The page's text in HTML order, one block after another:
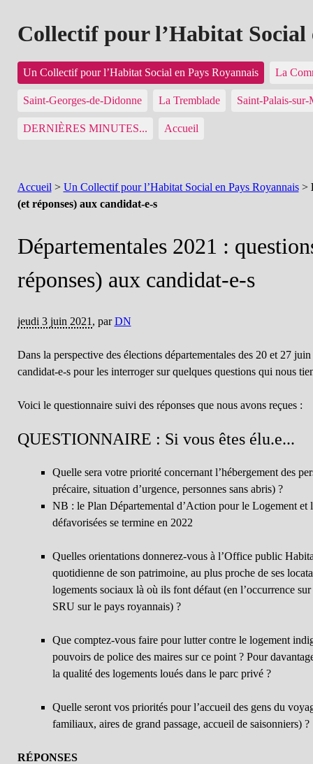
Collectif pour l’Habitat Social
Un Collectif pour l’Habitat Social en Pays Royannais La
Saint-Georges-de-Didonne La Tremblade Saint-Palais-sur-
DERNIÈRES MINUTES... Accueil
Accueil > Un Collectif pour l’Habitat Social en Pays Royannais>
(et réponses) aux candidat-e-s
Départementales 2021 :
réponses) aux candidat-e-s
jeudi 3 juin 2021 , parDN
Dans la perspective des élections départementales des 20 et 27
candidat-e-s pour les interroger sur quelques questions qui nous
Voici le questionnaire suivi des réponses que nous avons reçues :
QUESTIONNAIRE : Si vous êtes élu.e...
Quelle sera votre priorité concernant l’hébergement des
précaire, situation d’urgence, personnes sans abris) ?
NB : le Plan Départemental d’Action pour le Logement et
défavorisées se termine en 2022
Quelles orientations donnerez-vous à l’Office public
quotidienne de son patrimoine, au plus proche de ses
logements sociaux là où ils font défaut (en l’occurrence
SRU sur le pays royannais) ?
Que comptez-vous faire pour lutter contre le logement
pouvoirs de police des maires sur ce point ? Pour
la qualité des logements loués dans le parc privé ?
Quelle seront vos priorités pour l’accueil des gens du
familiaux, aires de grand passage, accueil de saisonniers) ?
RÉPONSES